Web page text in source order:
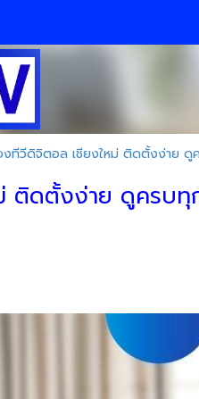
ทีวีดิจิตอล เชียงใหม่ ติดตั้งง่าย ดู
ติดตั้งง่าย ดูครบทุ